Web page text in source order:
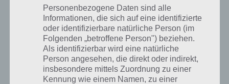
Lumi könnt ihr euch kostenlos bei Google Play für Android
herunterladen. Dabei sei gesagt, dass es bei einigen Geräten noch
Abstürze geben kann. Mit derzeit über 50.000 Downloads ist Lumi
noch nicht allzu bekannt. Auch ist die App mit 122 MB sehr groß und
sollte entsprechend nur heruntergeladen werden, wenn man im Wifi
ist. Hier gehts zu Google Play:
Personenbezogene Daten sind alle
Informationen, die sich auf eine identifizierte
oder identifizierbare natürliche Person (im
Folgenden „betroffene Person") beziehen.
Als identifizierbar wird eine natürliche
Person angesehen, die direkt oder indirekt,
insbesondere mittels Zuordnung zu einer
Kennung wie einem Namen, zu einer